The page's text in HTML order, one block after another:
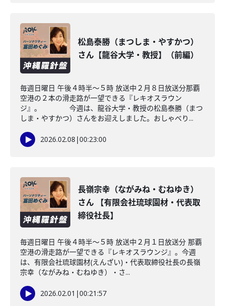
松島泰勝（まつしま・やすかつ）
さん【龍谷大学・教授】（前編）
毎週日曜日 午後４時半～５時 放送中２月８日放送分那覇
空港の２本の滑走路が一望できる『レキオスラウン
ジ』。 今週は、龍谷大学・教授の松島泰勝（まつ
しま・やすかつ）さんをお迎えしました。おしゃべり...
2026.02.08 |00:23:00
長嶺宗幸（ながみね・むねゆき）
さん 【有限会社琉球園材・代表取
締役社長】
毎週日曜日 午後４時半～５時 放送中２月１日放送分 那覇
空港の滑走路が一望できる『レキオスラウンジ』。今週
は、有限会社琉球園材(えんざい)・代表取締役社長の長嶺
宗幸（ながみね・むねゆき）・さ...
2026.02.01 |00:21:57